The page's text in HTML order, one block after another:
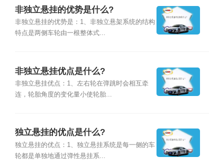
非独立悬挂的优势是什么?
非独立悬挂的优势是：1、非独立悬架系统的结构
特点是两侧车轮由一根整体式...
非独立悬挂优点是什么?
非独立悬挂优点：1、左右轮在弹跳时会相互牵
连，轮胎角度的变化量小使轮胎...
独立悬挂的优点是什么?
独立悬挂的优点：1、独立悬挂系统是每一侧的车
轮都是单独地通过弹性悬挂系...